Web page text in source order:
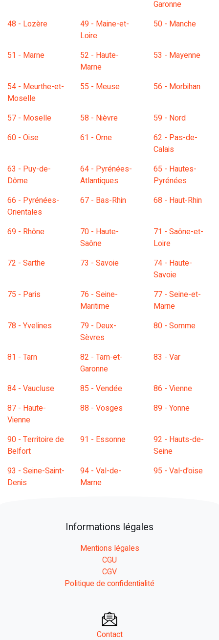
Garonne
48 - Lozère
49 - Maine-et-
Loire
50 - Manche
51 - Marne
52 - Haute-
Marne
53 - Mayenne
54 - Meurthe-et-
Moselle
55 - Meuse 56 - Morbihan
57 - Moselle 58 - Nièvre
59 - Nord
60 - Oise
61 - Orne
62 - Pas-de-
Calais
63 - Puy-de-
Dôme
64 - Pyrénées-
Atlantiques
65 - Hautes-
Pyrénées
66 - Pyrénées-
Orientales
67 - Bas-Rhin 68 - Haut-Rhin
69 - Rhône
70 - Haute-
Saône
71 - Saône-et-
Loire
72 - Sarthe
73 - Savoie
74 - Haute-
Savoie
75 - Paris
76 - Seine-
Maritime
77 - Seine-et-
Marne
78 - Yvelines
79 - Deux-
Sèvres
80 - Somme
81 - Tarn
82 - Tarn-et-
Garonne
83 - Var
84 - Vaucluse 85 - Vendée
86 - Vienne
87 - Haute-
Vienne
88 - Vosges 89 - Yonne
90 - Territoire de
Belfort
91 - Essonne
92 - Hauts-de-
Seine
93 - Seine-Saint-
Denis
94 - Val-de-
Marne
95 - Val-d'oise
Informations légales
Mentions légales
CGU
CGV
Politique de confidentialité
Contact